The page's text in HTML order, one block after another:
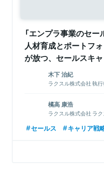
関連情報をみる
「エンプラ事業のセ
人材育成とポートフ
が放つ、セールスキ
木下 治紀
ラクスル株式会社 執
新卒第1号として、2016年に
の事業開発、DM事業責任者
統合を完遂し、取締役COO
橘高 康浩
ラクスル株式会社 ラ
大学卒業後、CBC株式会
広く対応し、世界各国で
セールス キャリア戦